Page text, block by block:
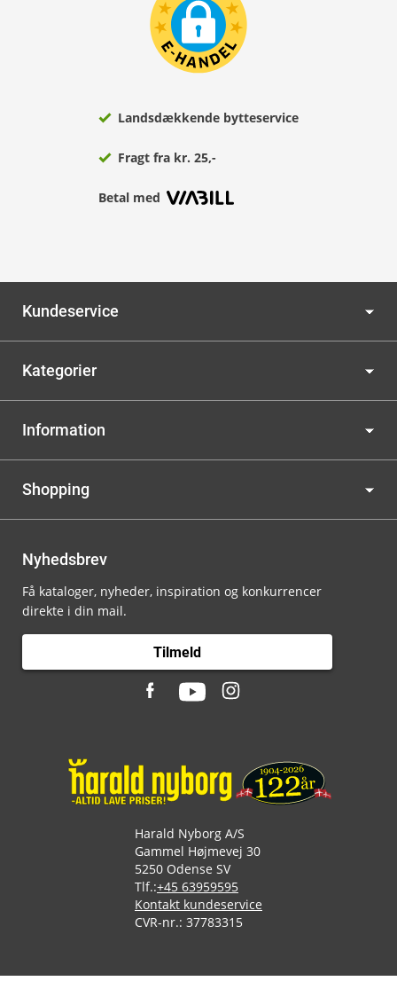
Landsdækkende bytteservice
Fragt fra kr. 25,-
Betal med
Kundeservice
Kategorier
Information
Shopping
Nyhedsbrev
Få kataloger, nyheder, inspiration og konkurrencer
direkte i din mail.
Tilmeld
Harald Nyborg A/S
Gammel Højmevej 30
5250 Odense SV
Tlf.:+45 63959595
Kontakt kundeservice
CVR-nr.: 37783315